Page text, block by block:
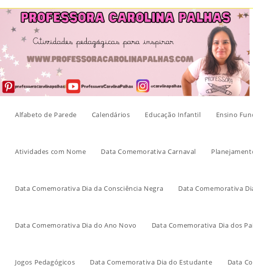
Skip
content
Alfabeto de Parede Calendários Educação Infantil Ensino
Atividades com Nome Data Comemorativa Carnaval
Data Comemorativa Dia da Consciência Negra Data Comemorativa
Data Comemorativa Dia do Ano Novo Data Comemorativa Dia dos
Jogos Pedagógicos Data Comemorativa Dia do Estudante Data